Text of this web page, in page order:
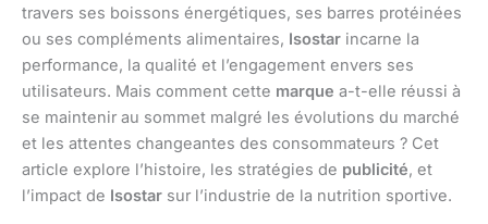
travers ses boissons énergétiques, ses barres protéinées
ou ses compléments alimentaires, Isostar incarne la
performance, la qualité et l’engagement envers ses
utilisateurs. Mais comment cette marque a-t-elle réussi à
se maintenir au sommet malgré les évolutions du marché
et les attentes changeantes des consommateurs ? Cet
article explore l’histoire, les stratégies de publicité, et
l’impact de Isostar sur l’industrie de la nutrition sportive.